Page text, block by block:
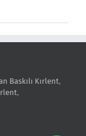
Baskılı Kırlent,
,